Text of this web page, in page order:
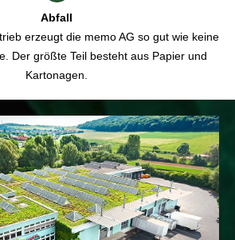
Abfall
erzeugt die memo AG so gut wie keine
Der größte Teil besteht aus Papier und
Kartonagen.